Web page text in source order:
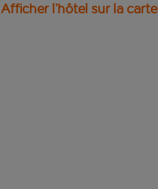
Afficher l’hôtel sur la carte